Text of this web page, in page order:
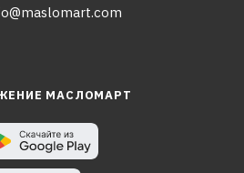
МАСЛОМАРТ